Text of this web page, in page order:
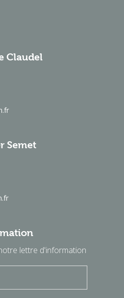
Claudel
Semet
lettre d'information